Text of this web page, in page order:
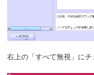
右上の「すべて無視」にチ